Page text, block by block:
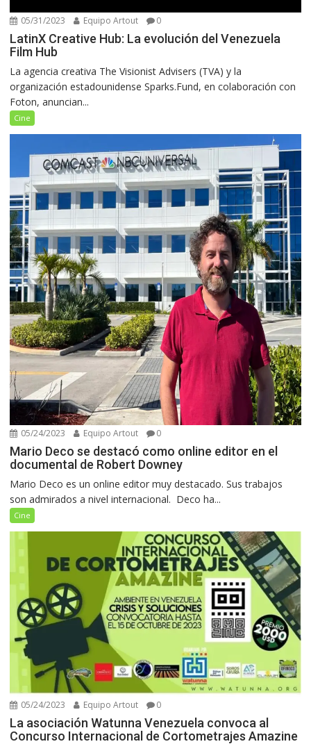
05/31/2023 Equipo Artout 0
LatinX Creative Hub: La evolución del Venezuela
Film Hub
La agencia creativa The Visionist Advisers (TVA) y la
organización estadounidense Sparks.Fund, en colaboración con
Foton, anuncian...
Cine
05/24/2023 Equipo Artout 0
Mario Deco se destacó como online editor en el
documental de Robert Downey
Mario Deco es un online editor muy destacado. Sus trabajos
son admirados a nivel internacional. Deco ha...
Cine
05/24/2023 Equipo Artout 0
La asociación Watunna Venezuela convoca al
Concurso Internacional de Cortometrajes Amazine